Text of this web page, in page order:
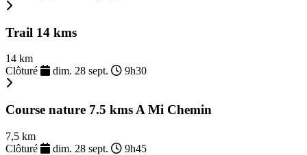
Trail 14 kms
14 km
Clôturé
dim. 28 sept. 9h30
Course nature 7.5 kms A Mi Chemin
7,5 km
Clôturé
dim. 28 sept. 9h45